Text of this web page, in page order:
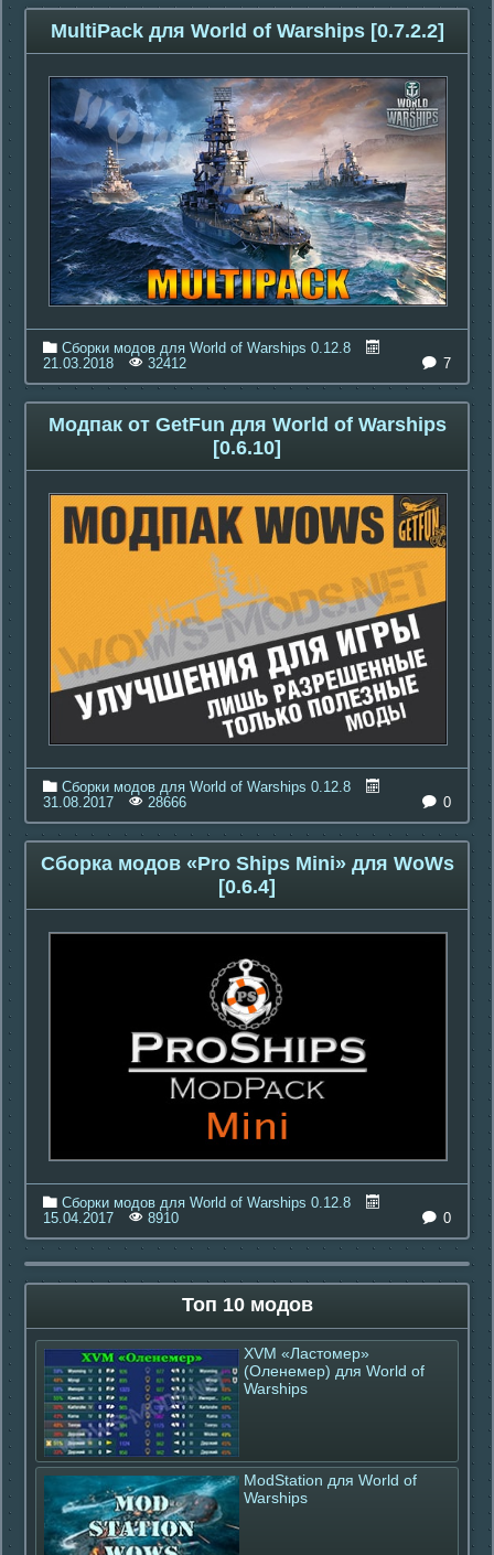
MultiPack для World of Warships [0.7.2.2]
Сборки модов для World of Warships 0.12.8
21.03.2018
32412 7
Модпак от GetFun для World of Warships
[0.6.10]
Сборки модов для World of Warships 0.12.8
31.08.2017
28666 0
Сборка модов «Pro Ships Mini» для WoWs
[0.6.4]
Сборки модов для World of Warships 0.12.8
15.04.2017
8910 0
Топ 10 модов
XVM «Ластомер»
(Оленемер) для World of
Warships
ModStation для World of
Warships